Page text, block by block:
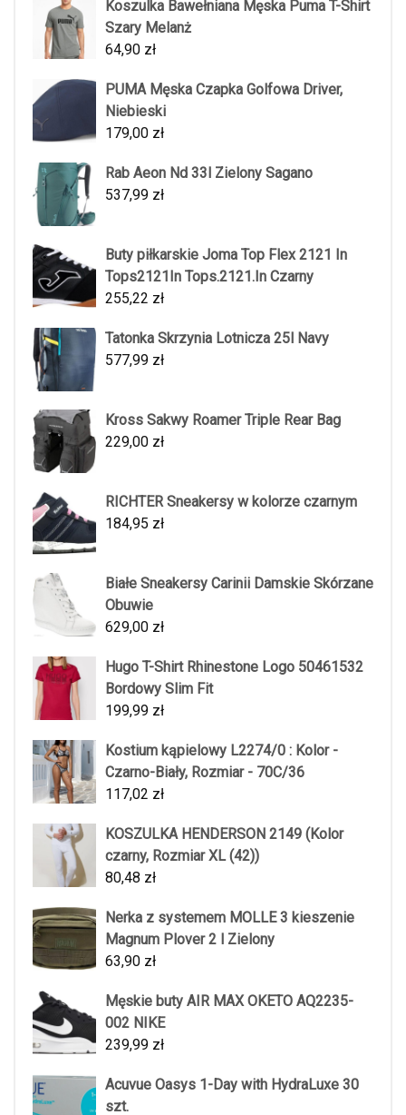
Koszulka Bawełniana Męska Puma T-Shirt
Szary Melanż
64,90 zł
PUMA Męska Czapka Golfowa Driver,
Niebieski
179,00 zł
Rab Aeon Nd 33l Zielony Sagano
537,99 zł
Buty piłkarskie Joma Top Flex 2121 In
Tops2121In Tops.2121.In Czarny
255,22 zł
Tatonka Skrzynia Lotnicza 25l Navy
577,99 zł
Kross Sakwy Roamer Triple Rear Bag
229,00 zł
RICHTER Sneakersy w kolorze czarnym
184,95 zł
Białe Sneakersy Carinii Damskie Skórzane
Obuwie
629,00 zł
Hugo T-Shirt Rhinestone Logo 50461532
Bordowy Slim Fit
199,99 zł
Kostium kąpielowy L2274/0 : Kolor -
Czarno-Biały, Rozmiar - 70C/36
117,02 zł
KOSZULKA HENDERSON 2149 (Kolor
czarny, Rozmiar XL (42))
80,48 zł
Nerka z systemem MOLLE 3 kieszenie
Magnum Plover 2 l Zielony
63,90 zł
Męskie buty AIR MAX OKETO AQ2235-
002 NIKE
239,99 zł
Acuvue Oasys 1-Day with HydraLuxe 30
szt.